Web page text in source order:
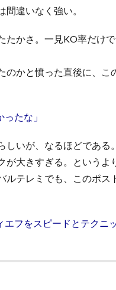
違いなく強い。
たかさ。一見KO率だけ
のかと憤った直後に、こ
たな」
しいが、なるほどである
が大きすぎる。というよ
テレミでも、このポス
エフをスピードとテクニ